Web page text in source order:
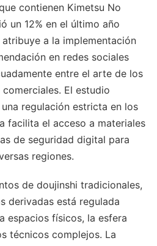
contienen Kimetsu No
un 12% en el último año
a la implementación
en redes sociales
entre el arte de los
El estudio
regulación estricta en los
facilita el acceso a materiales
de seguridad digital para
regiones.
de doujinshi tradicionales,
derivadas está regulada
espacios físicos, la esfera
técnicos complejos. La